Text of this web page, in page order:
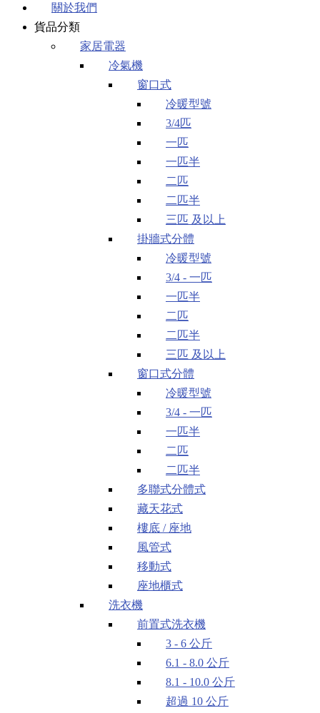
關於我們
貨品分類
家居電器
冷氣機
窗口式
冷暖型號
3/4匹
一匹
一匹半
二匹
二匹半
三匹 及以上
掛牆式分體
冷暖型號
3/4 - 一匹
一匹半
二匹
二匹半
三匹 及以上
窗口式分體
冷暖型號
3/4 - 一匹
一匹半
二匹
二匹半
多聯式分體式
藏天花式
樓底 / 座地
風管式
移動式
座地櫃式
洗衣機
前置式洗衣機
3 - 6 公斤
6.1 - 8.0 公斤
8.1 - 10.0 公斤
超過 10 公斤